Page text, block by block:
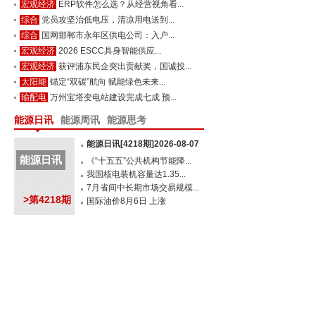
宏观经济 ERP软件怎么选？从经营视角看...
综合 党员攻坚治低电压，清凉用电送到...
综合 国网邯郸市永年区供电公司：入户...
宏观经济 2026 ESCC具身智能供应...
宏观经济 获评浦东民企突出贡献奖，国诚投...
太阳能 锚定“双碳”航向 赋能绿色未来...
输配电 万州宝塔变电站建设完成七成 预...
能源日讯 能源周讯 能源思考
能源日讯
>第4218期
能源日讯[4218期]2026-08-07
《“十五五”公共机构节能降...
我国核电装机容量达1.35...
7月省间中长期市场交易规模...
国际油价8月6日 上涨